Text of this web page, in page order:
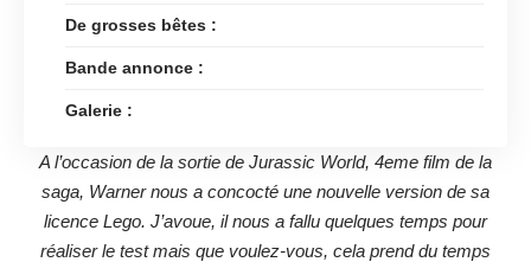
De grosses bêtes :
Bande annonce :
Galerie :
A l’occasion de la sortie de Jurassic World, 4eme film de la
saga, Warner nous a concocté une nouvelle version de sa
licence Lego. J’avoue, il nous a fallu quelques temps pour
réaliser le test mais que voulez-vous, cela prend du temps